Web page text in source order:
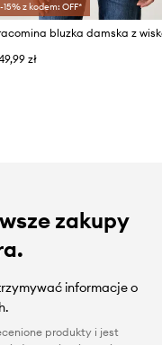
-15% z kodem: OFF*
bluzka damska z
zł
zakupy
informacje o
produkty i jest